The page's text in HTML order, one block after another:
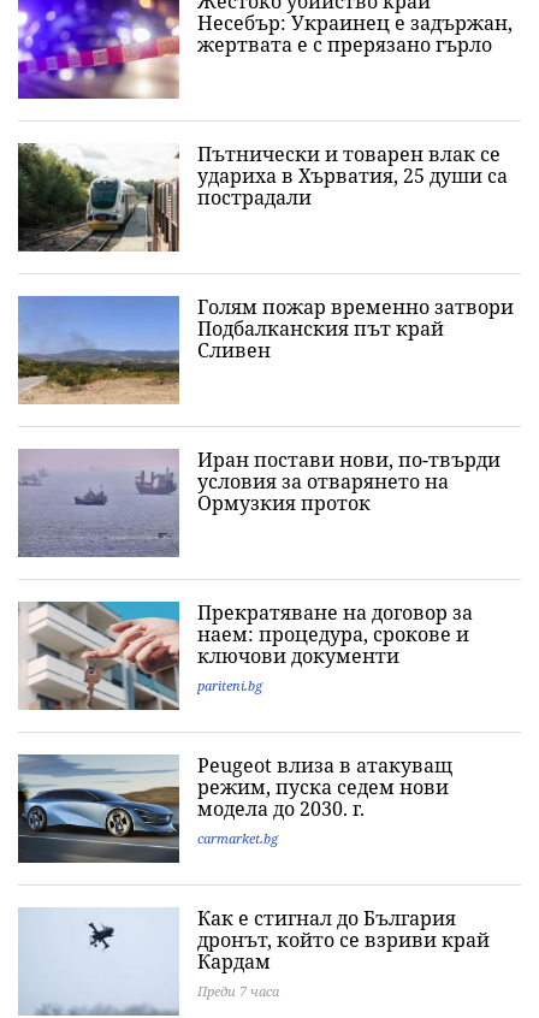
Несебър: Украинец е задържан,
жертвата е с прерязано гърло
Пътнически и товарен влак се
удариха в Хърватия, 25 души са
пострадали
Голям пожар временно затвори
Подбалканския път край
Сливен
Иран постави нови, по-твърди
условия за отварянето на
Ормузкия проток
Прекратяване на договор за
наем: процедура, срокове и
ключови документи
pariteni.bg
Peugeot влиза в атакуващ
режим, пуска седем нови
модела до 2030. г.
carmarket.bg
Как е стигнал до България
дронът, който се взриви край
Кардам
Преди 7 часа